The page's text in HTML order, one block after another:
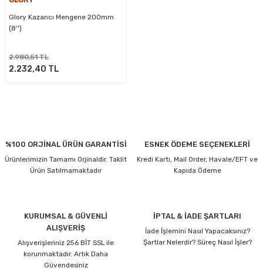
Glory Kazancı Mengene 200mm
(8'')
2.980,51 TL
2.232,40 TL
%100 ORJİNAL ÜRÜN GARANTİSİ
Ürünlerimizin Tamamı Orjinaldir. Taklit
Ürün Satılmamaktadır
ESNEK ÖDEME SEÇENEKLERİ
Kredi Kartı, Mail Order, Havale/EFT ve
Kapıda Ödeme
KURUMSAL & GÜVENLİ
ALIŞVERİŞ
Alışverişleriniz 256 BİT SSL ile
korunmaktadır. Artık Daha
Güvendesiniz
İPTAL & İADE ŞARTLARI
İade İşlemini Nasıl Yapacaksınız?
Şartlar Nelerdir? Süreç Nasıl İşler?